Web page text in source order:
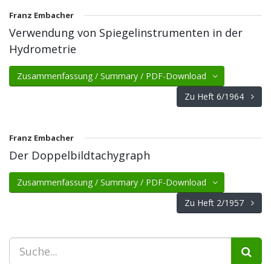
Franz Embacher
Verwendung von Spiegelinstrumenten in der
Hydrometrie
Zusammenfassung / Summary / PDF-Download
Zu Heft 6/1964
Franz Embacher
Der Doppelbildtachygraph
Zusammenfassung / Summary / PDF-Download
Zu Heft 2/1957